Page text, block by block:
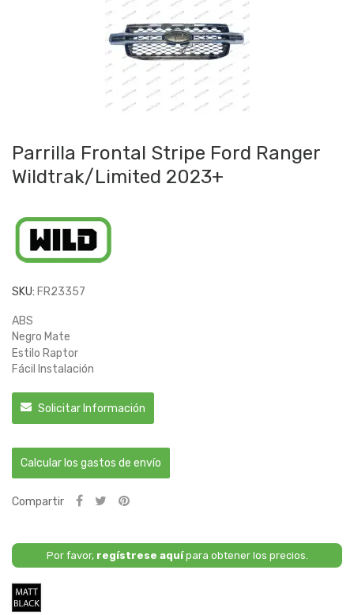
Parrilla Frontal Stripe Ford Ranger
Wildtrak/Limited 2023+
SKU: FR23357
ABS
Negro Mate
Estilo Raptor
Fácil Instalación
Solicitar Información
Calcular los gastos de envío
Compartir
Por favor, regístrese aquípara obtener los precios.